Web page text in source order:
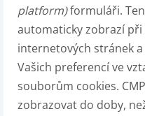
platform)formuláři.
automaticky zobrazí při
internetových stránek
Vašich preferencí ve
souborům cookies.
zobrazovat do doby,